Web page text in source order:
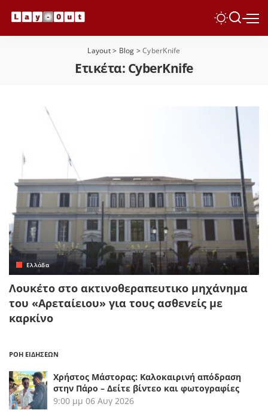
Layout> Blog >CyberKnife
Ετικέτα: CyberKnife
Ελλάδα
Λουκέτο στο ακτινοθεραπευτικο μηχάνημα
του «Αρεταίειου» για τους ασθενείς με
καρκίνο
ΡΟΗ ΕΙΔΗΣΕΩΝ
Χρήστος Μάστορας: Καλοκαιρινή απόδραση
στην Πάρο – Δείτε βίντεο και φωτογραφίες
9:00 μμ 06 Αυγ 2026